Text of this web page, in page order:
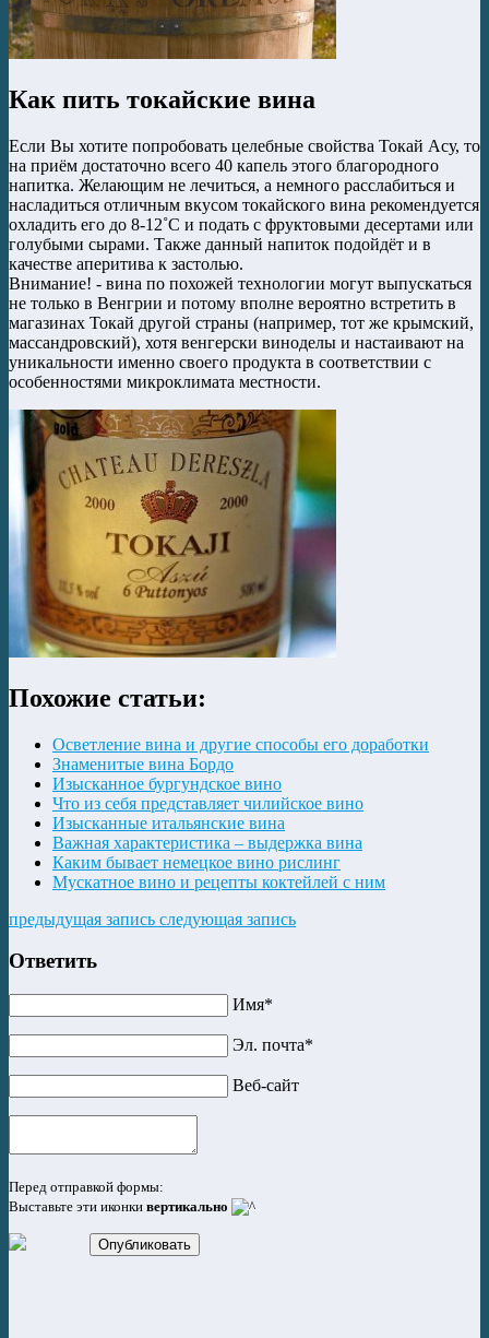
Как пить токайские вина
Если Вы хотите попробовать целебные свойства Токай Асу, то
на приём достаточно всего 40 капель этого благородного
напитка. Желающим не лечиться, а немного расслабиться и
насладиться отличным вкусом токайского вина рекомендуется
охладить его до 8-12˚С и подать с фруктовыми десертами или
голубыми сырами. Также данный напиток подойдёт и в
качестве аперитива к застолью.
Внимание! - вина по похожей технологии могут выпускаться
не только в Венгрии и потому вполне вероятно встретить в
магазинах Токай другой страны (например, тот же крымский,
массандровский), хотя венгерски виноделы и настаивают на
уникальности именно своего продукта в соответствии с
особенностями микроклимата местности.
Похожие статьи:
Осветление вина и другие способы его доработки
Знаменитые вина Бордо
Изысканное бургундское вино
Что из себя представляет чилийское вино
Изысканные итальянские вина
Важная характеристика – выдержка вина
Каким бывает немецкое вино рислинг
Мускатное вино и рецепты коктейлей с ним
предыдущая запись следующая запись
Ответить
Имя*
Эл. почта*
Веб-сайт
Перед отправкой формы:
Выставьте эти иконки вертикально
Опубликовать